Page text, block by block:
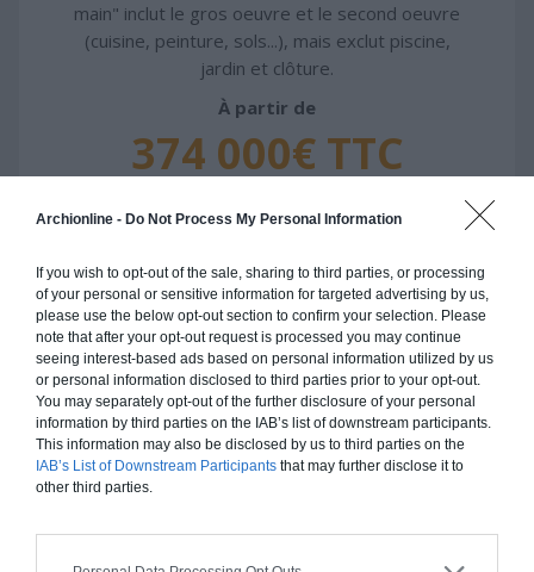
Archionline - Do Not Process My Personal Information
If you wish to opt-out of the sale, sharing to third parties, or processing
of your personal or sensitive information for targeted advertising by us,
please use the below opt-out section to confirm your selection. Please
note that after your opt-out request is processed you may continue
seeing interest-based ads based on personal information utilized by us
or personal information disclosed to third parties prior to your opt-out.
You may separately opt-out of the further disclosure of your personal
information by third parties on the IAB’s list of downstream participants.
This information may also be disclosed by us to third parties on the
IAB’s List of Downstream Participants that may further disclose it to
other third parties.
main" inclut le gros oeuvre et le second oeuvre
(cuisine, peinture, sols...), mais exclut piscine,
jardin et clôture.
À partir de
374 000€ TTC
Je la veux !
Construction ossature bois
Chiffrage estimatif pour : Fondations et normes
standards. Construction en ossature bois isolé.
Finitions haut de gamme. Le prix "clé en main"
inclut le gros oeuvre et le second oeuvre (cuisine,
peinture, sols...), mais exclut piscine, jardin et
clôture.